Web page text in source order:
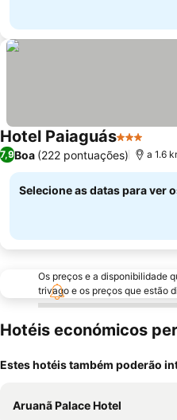
Hotel Paiaguás3 Estrelas
7,9Boa (222 pontuações) a 1.6
Selecione as datas para ver
Os preços e a disponibilidade
trivago e os preços que estão
Hotéis económicos
Estes hotéis também poderão
Aruanã Palace Hotel